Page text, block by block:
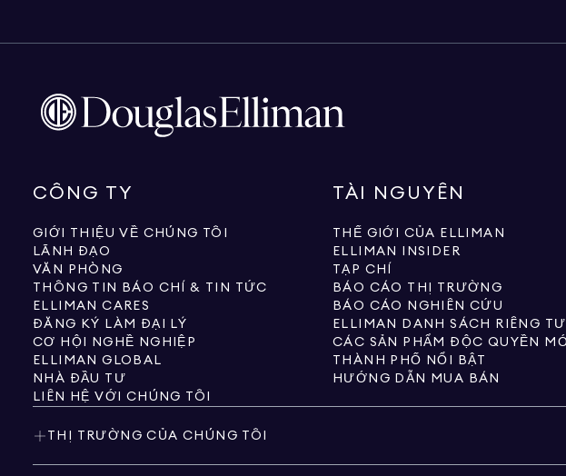
CÔNG TY
GIỚI THIỆU VỀ CHÚNG TÔI
LÃNH ĐẠO
VĂN PHÒNG
THÔNG TIN BÁO CHÍ & TIN TỨC
ELLIMAN CARES
ĐĂNG KÝ LÀM ĐẠI LÝ
CƠ HỘI NGHỀ NGHIỆP
ELLIMAN GLOBAL
NHÀ ĐẦU TƯ
LIÊN HỆ VỚI CHÚNG TÔI
TÀI NGUYÊN
THẾ GIỚI CỦA ELLIMAN
ELLIMAN INSIDER
TẠP CHÍ
BÁO CÁO THỊ TRƯỜNG
BÁO CÁO NGHIÊN CỨU
ELLIMAN DANH SÁCH RIÊNG TƯ
THÀNH PHỐ NỔI BẬT
HƯỚNG DẪN MUA BÁN
THỊ TRƯỜNG CỦA CHÚNG TÔI